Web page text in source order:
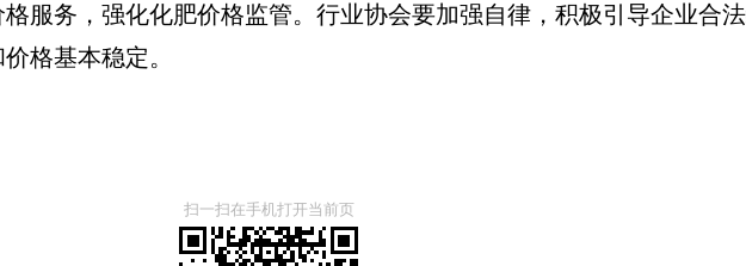
服务，强化化肥价格监管。行业协会要加强自律，积极引导企业合
格基本稳定。
扫一扫在手机打开当前页